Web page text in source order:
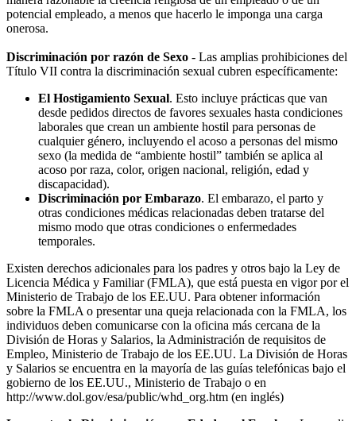
potencial empleado, a menos que hacerlo le imponga una carga
onerosa.
Discriminación por razón de Sexo - Las amplias prohibiciones del
Título VII contra la discriminación sexual cubren específicamente:
El Hostigamiento Sexual. Esto incluye prácticas que van
desde pedidos directos de favores sexuales hasta condiciones
laborales que crean un ambiente hostil para personas de
cualquier género, incluyendo el acoso a personas del mismo
sexo (la medida de “ambiente hostil” también se aplica al
acoso por raza, color, origen nacional, religión, edad y
discapacidad).
Discriminación por Embarazo. El embarazo, el parto y
otras condiciones médicas relacionadas deben tratarse del
mismo modo que otras condiciones o enfermedades
temporales.
Existen derechos adicionales para los padres y otros bajo la Ley de
Licencia Médica y Familiar (FMLA), que está puesta en vigor por el
Ministerio de Trabajo de los EE.UU. Para obtener información
sobre la FMLA o presentar una queja relacionada con la FMLA, los
individuos deben comunicarse con la oficina más cercana de la
División de Horas y Salarios, la Administración de requisitos de
Empleo, Ministerio de Trabajo de los EE.UU. La División de Horas
y Salarios se encuentra en la mayoría de las guías telefónicas bajo el
gobierno de los EE.UU., Ministerio de Trabajo o en
http://www.dol.gov/esa/public/whd_org.htm (en inglés)